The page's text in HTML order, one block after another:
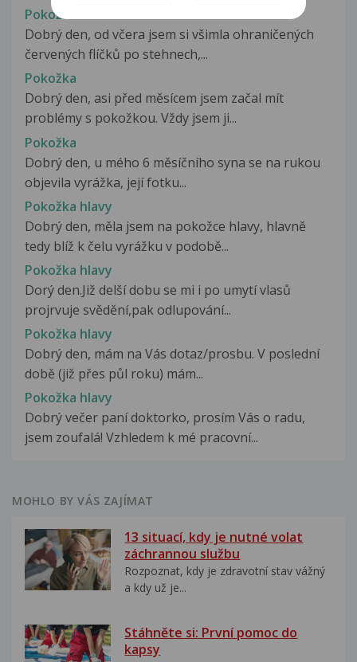
Pokožka
Dobrý den, od včera jsem si všimla ohraničených
červených flíčků po stehnech,...
Pokožka
Dobrý den, asi před měsícem jsem začal mít
problémy s pokožkou. Vždy jsem ji...
Pokožka
Dobrý den, u mého 6 měsíčního syna se na rukou
objevila vyrážka, její fotku...
Pokožka hlavy
Dobrý den, měla jsem na pokožce hlavy, hlavně
tedy blíž k čelu vyrážku v podobě...
Pokožka hlavy
Dorý den.Již delší dobu se mi i po umytí vlasů
projrvuje svědění,pak odlupování...
Pokožka hlavy
Dobrý den, mám na Vás dotaz/prosbu. V poslední
době (již přes půl roku) mám...
Pokožka hlavy
Dobrý večer paní doktorko, prosím Vás o radu,
jsem zoufalá! Vzhledem k mé pracovní...
MOHLO BY VÁS ZAJÍMAT
13 situací, kdy je nutné volat
záchrannou službu
Rozpoznat, kdy je zdravotní stav vážný
a kdy už je...
Stáhněte si: První pomoc do
kapsy